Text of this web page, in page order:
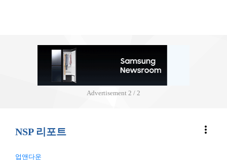
Advertisement 2 / 2
NSP 리포트 more_vert
업앤다운